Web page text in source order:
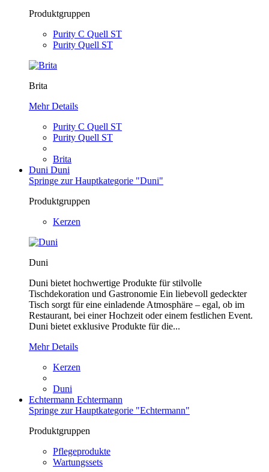
Produktgruppen
Purity C Quell ST
Purity Quell ST
Brita
Mehr Details
Purity C Quell ST
Purity Quell ST
Brita
Duni Duni
Springe zur Hauptkategorie "Duni"
Produktgruppen
Kerzen
Duni
Duni bietet hochwertige Produkte für stilvolle
Tischdekoration und Gastronomie Ein liebevoll gedeckter
Tisch sorgt für eine einladende Atmosphäre – egal, ob im
Restaurant, bei einer Hochzeit oder einem festlichen Event.
Duni bietet exklusive Produkte für die...
Mehr Details
Kerzen
Duni
Echtermann Echtermann
Springe zur Hauptkategorie "Echtermann"
Produktgruppen
Pflegeprodukte
Wartungssets